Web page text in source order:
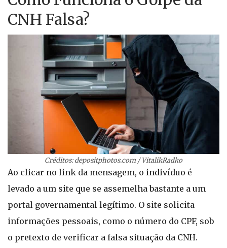
CNH Falsa?
Créditos: depositphotos.com / VitalikRadko
Ao clicar no link da mensagem, o indivíduo é
levado a um site que se assemelha bastante a um
portal governamental legítimo. O site solicita
informações pessoais, como o número do CPF, sob
o pretexto de verificar a falsa situação da CNH.